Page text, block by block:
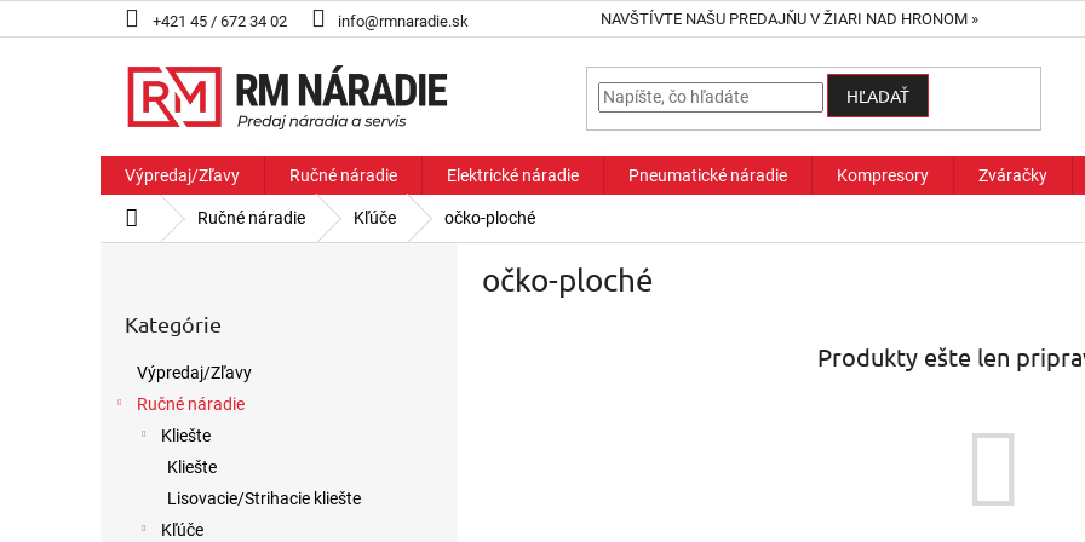
na
+421 45 / 672 34 02 info@rmnaradie.sk NAVŠTÍVTE NAŠU PREDAJŇU V ŽIARI NAD HRONOM »
HĽADAŤ
Výpredaj/Zľavy Ručné náradie Elektrické náradie Pneumatické náradie Kompresory Zváračky
DomovRučné náradie Kľúče očko-ploché
kategórie
Kategórie
Výpredaj/Zľavy
Ručné náradie
Kliešte
Kliešte
Lisovacie/Strihacie kliešte
Kľúče
očko-ploché
Produkty ešte len